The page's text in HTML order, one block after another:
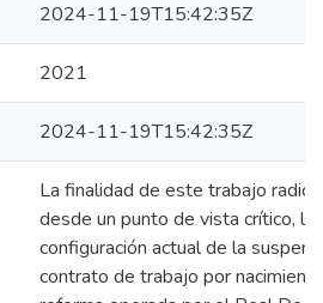
2024-11-19T15:42:35Z
2021
2024-11-19T15:42:35Z
La finalidad de este trabajo radica
desde un punto de vista crítico, la
configuración actual de la
contrato de trabajo por